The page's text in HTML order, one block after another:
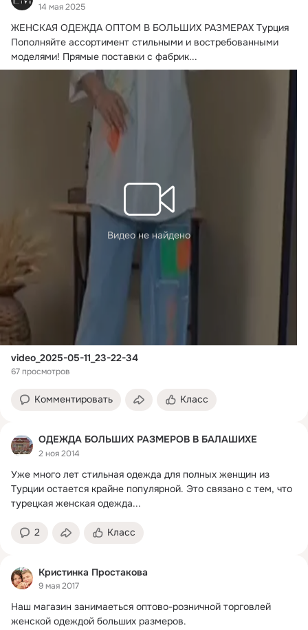
14 мая 2025
ЖЕНСКАЯ ОДЕЖДА ОПТОМ В БОЛЬШИХ РАЗМЕРАХ Турция
Пополняйте ассортимент стильными и востребованными
моделями! Прямые поставки с фабрик...
Видео не найдено
video_2025-05-11_23-22-34
67 просмотров
Комментировать Класс
ОДЕЖДА БОЛЬШИХ РАЗМЕРОВ В БАЛАШИХЕ
2 ноя 2014
Уже много лет стильная одежда для полных женщин из
Турции остается крайне популярной. Это связано с тем, что
турецкая женская одежда...
2 Класс
Кристинка Простакова
9 мая 2017
Наш магазин занимаеться оптово-розничной торговлей
женской одеждой больших размеров.